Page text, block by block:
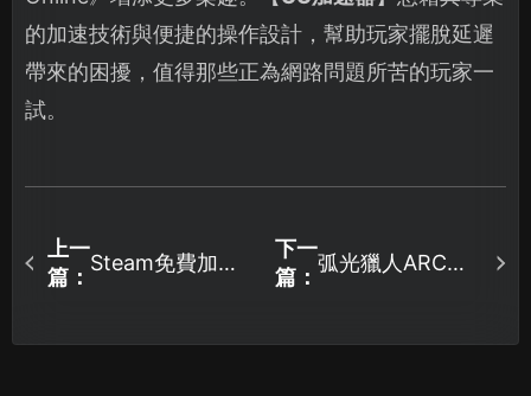
的加速技術與便捷的操作設計，幫助玩家擺脫延遲
帶來的困擾，值得那些正為網路問題所苦的玩家一
試。
上一
篇：
Steam免費加速
教學！
下一
篇：
弧光獵人ARC
延遲，暢快撤